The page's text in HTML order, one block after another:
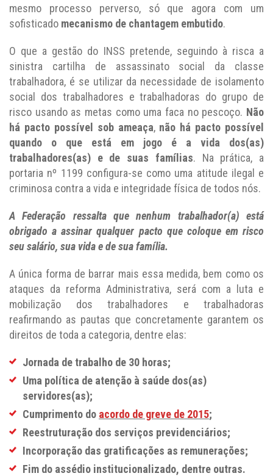
mesmo processo perverso, só que agora com um
sofisticado mecanismo de chantagem embutido.
O que a gestão do INSS pretende, seguindo à risca a
sinistra cartilha de assassinato social da classe
trabalhadora, é se utilizar da necessidade de isolamento
social dos trabalhadores e trabalhadoras do grupo de
risco usando as metas como uma faca no pescoço. Não
há pacto possível sob ameaça, não há pacto possível
quando o que está em jogo é a vida dos(as)
trabalhadores(as) e de suas famílias. Na prática, a
portaria nº 1199 configura-se como uma atitude ilegal e
criminosa contra a vida e integridade física de todos nós.
A Federação ressalta que nenhum trabalhador(a) está
obrigado a assinar qualquer pacto que coloque em risco
seu salário, sua vida e de sua família.
A única forma de barrar mais essa medida, bem como os
ataques da reforma Administrativa, será com a luta e
mobilização dos trabalhadores e trabalhadoras
reafirmando as pautas que concretamente garantem os
direitos de toda a categoria, dentre elas:
Jornada de trabalho de 30 horas;
Uma política de atenção à saúde dos(as)
servidores(as);
Cumprimento do acordo de greve de 2015;
Reestruturação dos serviços previdenciários;
Incorporação das gratificações as remunerações;
Fim do assédio institucionalizado, dentre outras.